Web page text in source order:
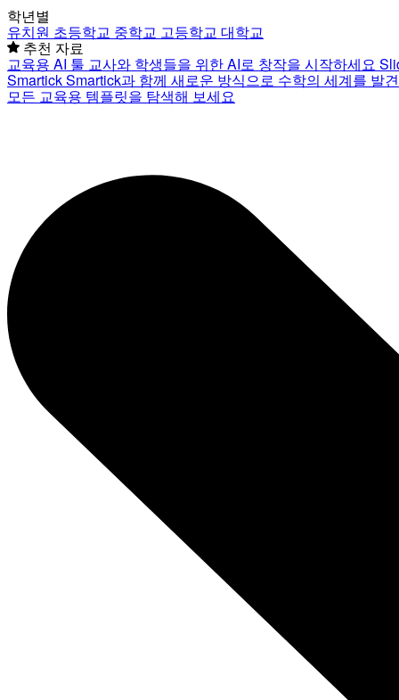
학년별
유치원 초등학교 중학교 고등학교 대학교
추천 자료
교육용 AI 툴 교사와 학생들을 위한 AI로 창작을 시작하세요
SmartickSmartick과 함께 새로운 방식으로 수학의 세계를 발
모든 교육용 템플릿을 탐색해 보세요